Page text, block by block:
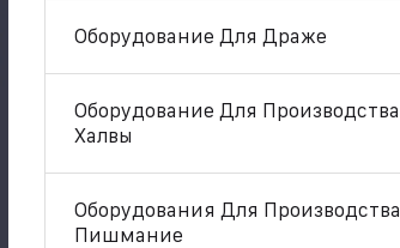
Оборудование Для Драже
Оборудование Для Производства
Халвы
Оборудования Для Производства
Пишмание